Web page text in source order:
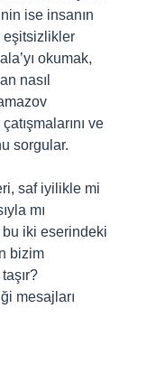
ise insanın
eşitsizlikler
okumak,
nasıl
ve
sorgular.
saf iyilikle mi
mı
iki eserindeki
bizim
mesajları